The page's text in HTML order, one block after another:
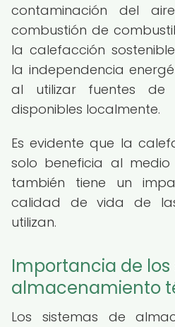
contaminación del
combustión de
la calefacción
la independencia
al utilizar fuentes de
disponibles localmente.
Es evidente que la
solo beneficia al
también tiene un
calidad de vida de
utilizan.
Importancia de los
almacenamiento
Los sistemas de